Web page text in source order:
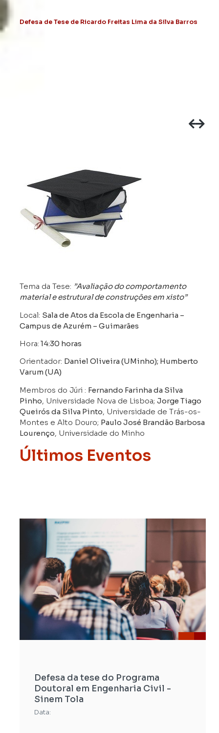
Defesa de Tese de Ricardo Freitas Lima da Silva Barros
Tema da Tese: ”Avaliação do comportamento
material e estrutural de construções em xisto”
Local: Sala de Atos da Escola de Engenharia –
Campus de Azurém – Guimarães
Hora: 14:30 horas
Orientador: Daniel Oliveira (UMinho); Humberto
Varum (UA)
Membros do Júri : Fernando Farinha da Silva
Pinho, Universidade Nova de Lisboa;Jorge Tiago
Queirós da Silva Pinto, Universidade de Trás-os-
Montes e Alto Douro; Paulo José Brandão Barbosa
Lourenço, Universidade do Minho
Últimos Eventos
Defesa da tese do Programa
Doutoral em Engenharia Civil -
Sinem Tola
Data: